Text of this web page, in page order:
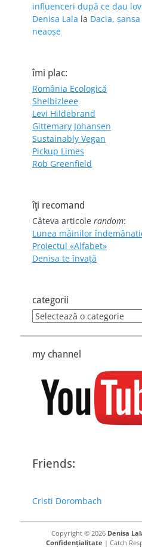
influenceri după ce dau
Denisa Lala la Dacia,
neaoșe
îmi plac:
România Ecologică
Shelbizleee
Levi Hildebrand
Gittemary Johansen
Sustainably Vegan
Pickup Limes
Rob Greenfield
îţi recomand
Câteva articole random:
Lunea mâinilor
Proiectul «Alfabet»
Denisa te învaţă
categorii
categorii
my channel
Friends:
Cristi Dorombach
Copyright © 2026 Denisa
Confidențialitate | Catch